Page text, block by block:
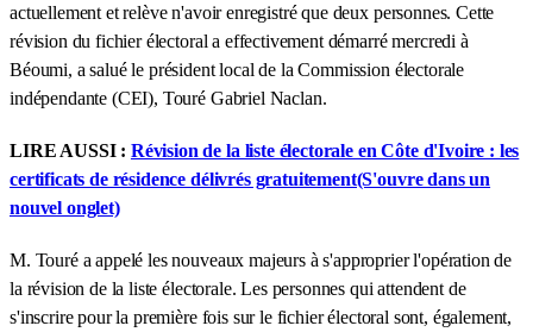
actuellement et relève n'avoir enregistré que deux personnes. Cette
révision du fichier électoral a effectivement démarré mercredi à
Béoumi, a salué le président local de la Commission électorale
indépendante (CEI), Touré Gabriel Naclan.
LIRE AUSSI : Révision de la liste électorale en Côte d'Ivoire : les
certificats de résidence délivrés gratuitement(S'ouvre dans un
nouvel onglet)
M. Touré a appelé les nouveaux majeurs à s'approprier l'opération de
la révision de la liste électorale. Les personnes qui attendent de
s'inscrire pour la première fois sur le fichier électoral sont, également,